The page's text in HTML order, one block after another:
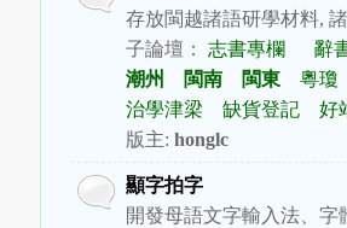
存放閩越諸語研學材料,
子論壇： 志書專欄 辭
潮州
閩南 閩東 粵瓊
治學津梁
缺貨登記
好
版主: honglc
顯字拍字
開發母語文字輸入法、